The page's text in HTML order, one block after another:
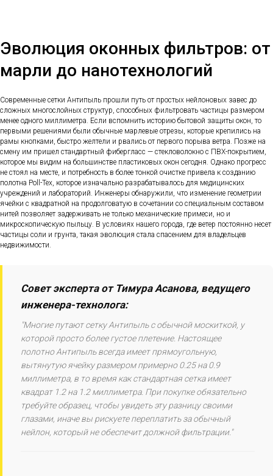
Эволюция оконных фильтров: от
марли до нанотехнологий
Современные сетки Антипыль прошли путь от простых нейлоновых завес до
сложных многослойных структур, способных фильтровать частицы размером
менее одного миллиметра. Если вспомнить историю бытовой защиты окон, то
первыми решениями были обычные марлевые отрезы, которые крепились на
рамы кнопками, быстро желтели и рвались от первого порыва ветра. Позже на
смену им пришел стандартный фибергласс — стекловолокно с ПВХ-покрытием,
которое мы видим на большинстве пластиковых окон сегодня. Однако прогресс
не стоял на месте, и потребность в более тонкой очистке привела к созданию
полотна Poll-Tex, которое изначально разрабатывалось для медицинских
учреждений и лабораторий. Инженеры обнаружили, что изменение геометрии
ячейки с квадратной на продолговатую в сочетании со специальным составом
нитей позволяет задерживать не только механические примеси, но и
микроскопическую пыльцу. В условиях нашего города, где ветер постоянно несет
частицы соли и грунта, такая эволюция стала спасением для владельцев
недвижимости.
Совет эксперта от Тимура Асанова, ведущего
инженера-технолога:
"Многие путают сетку Антипыль с обычной москиткой, у
которой просто более густое плетение. Настоящее
полотно Антипыль всегда имеет прямоугольную,
вытянутую ячейку размером примерно 0.25 на 0.9
миллиметра, в то время как стандартная сетка имеет
квадрат 1.2 на 1.2 миллиметра. При покупке обязательно
требуйте образец, чтобы увидеть эту разницу своими
глазами, иначе вы рискуете переплатить за обычный
нейлон, который не обеспечит должной фильтрации."